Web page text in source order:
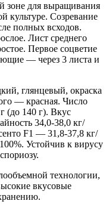
зоне для выращивания
культуре. Созревание
полных всходов.
Лист среднего
Первое соцветие
— через 3 листа и
глянцевый, окраска
— красная. Число
(до 140 г). Вкус
34,0-38,0 кг/
F1 — 31,8-37,8 кг/
Устойчив к вирусу
технологии,
вкусовые